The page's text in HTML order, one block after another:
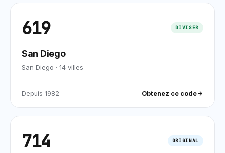
619 DIVISER
San Diego
San Diego · 14 villes
Depuis 1982 Obtenez ce code
714 ORIGINAL